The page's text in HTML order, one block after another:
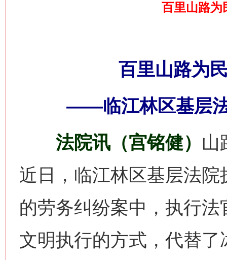
百里山路为
百里山路为
——临江林区基层
法院讯（宫铭健） 山
近日，临江林区基层法
的劳务纠纷案中，执行
文明执行的方式，代替